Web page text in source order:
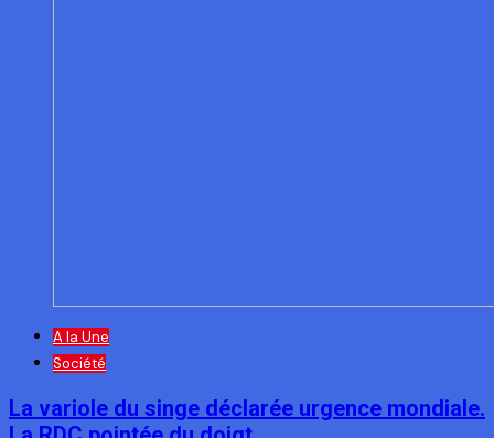
A la Une
Société
La variole du singe déclarée urgence mondiale.